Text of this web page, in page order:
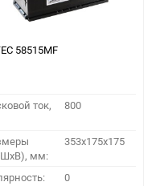
58515MF
ток,
800
мм:
353x175x175
0